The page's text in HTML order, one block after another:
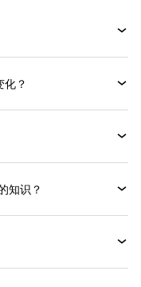
化？
知识？